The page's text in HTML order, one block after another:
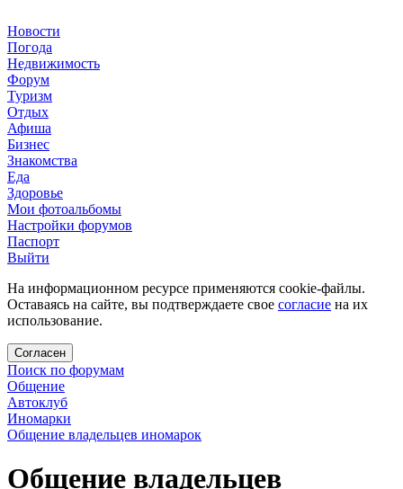
Новости
Погода
Недвижимость
Форум
Туризм
Отдых
Афиша
Бизнес
Знакомства
Еда
Здоровье
Мои фотоальбомы
Настройки форумов
Паспорт
Выйти
На информационном ресурсе применяются cookie-файлы.
Оставаясь на сайте, вы подтверждаете свое согласие на их
использование.
Согласен
Поиск по форумам
Общение
Автоклуб
Иномарки
Общение владельцев иномарок
Общение владельцев